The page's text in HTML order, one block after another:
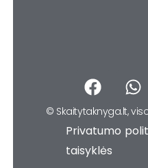
F
a
c
e
b
W
h
a
t
© Skaitytaknyga.lt,
taisyklės